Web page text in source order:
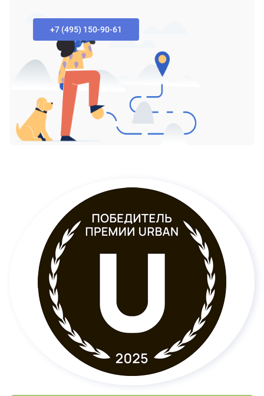
+7 (495) 150-90-61‬